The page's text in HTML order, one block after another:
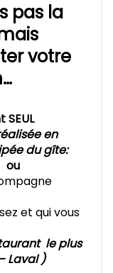
pas la
votre
en
du gîte:
ou
et qui vous
le plus
Laval )